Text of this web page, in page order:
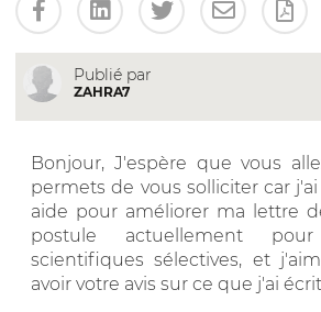
Publié par
ZAHRA7
Bonjour, J'espère que vous
permets de vous solliciter car
aide pour améliorer ma lettre
postule actuellement
scientifiques sélectives, et
avoir votre avis sur ce que j'ai